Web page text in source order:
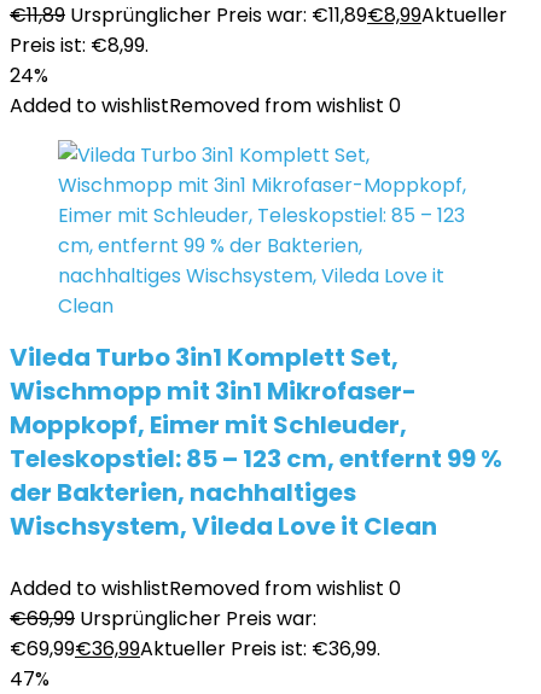
€11,89 Ursprünglicher Preis war: €11,89€8,99Aktueller
Preis ist: €8,99.
24%
Added to wishlistRemoved from wishlist 0
Vileda Turbo 3in1 Komplett Set,
Wischmopp mit 3in1 Mikrofaser-
Moppkopf, Eimer mit Schleuder,
Teleskopstiel: 85 – 123 cm, entfernt 99 %
der Bakterien, nachhaltiges
Wischsystem, Vileda Love it Clean
Added to wishlistRemoved from wishlist 0
€69,99 Ursprünglicher Preis war:
€69,99€36,99Aktueller Preis ist: €36,99.
47%